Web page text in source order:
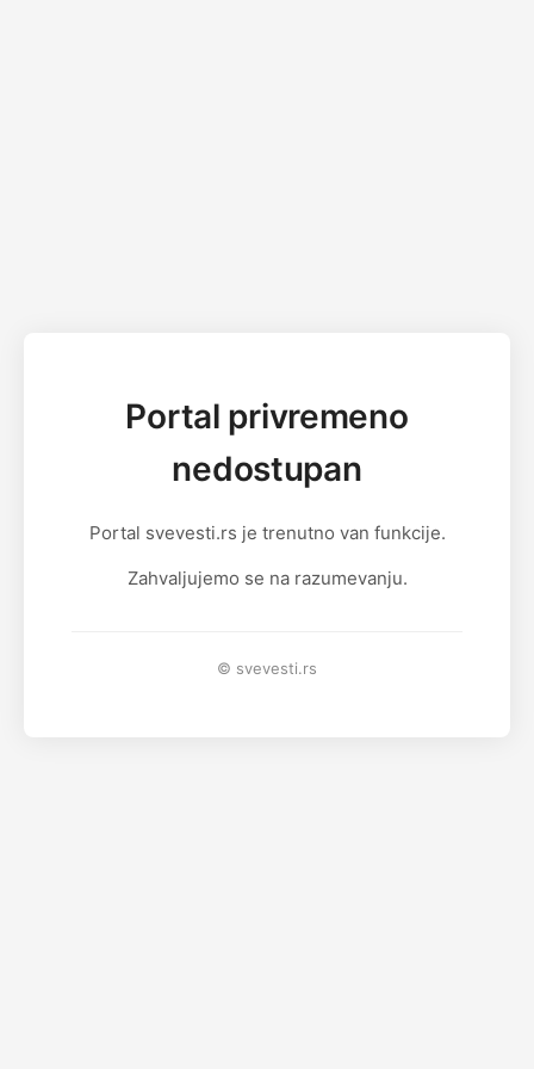
Portal privremeno
nedostupan
Portal svevesti.rs je trenutno van funkcije.
Zahvaljujemo se na razumevanju.
© svevesti.rs